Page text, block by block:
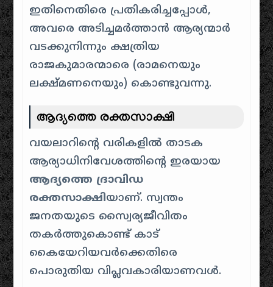
ഇതിനെതിരെ പ്രതികരിച്ചപ്പോൾ,
അവരെ അടിച്ചമർത്താൻ ആര്യന്മാർ
വടക്കുനിന്നും ക്ഷത്രിയ
രാജകുമാരന്മാരെ (രാമനെയും
ലക്ഷ്മണനെയും) കൊണ്ടുവന്നു.
ആദ്യത്തെ രക്തസാക്ഷി
വയലാറിന്റെ വരികളിൽ താടക
ആര്യാധിനിവേശത്തിന്റെ ഇരയായ
ആദ്യത്തെ ദ്രാവിഡ
രക്തസാക്ഷിയാണ്. സ്വന്തം
ജനതയുടെ സ്വൈര്യജീവിതം
തകർത്തുകൊണ്ട് കാട്
കൈയേറിയവർക്കെതിരെ
പൊരുതിയ വിപ്ലവകാരിയാണവൾ.